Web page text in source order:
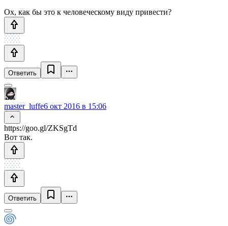
Ох, как бы это к человеческому виду привести?
Ответить
master_luffe6 окт 2016 в 15:06
https://goo.gl/ZKSgTd
Вот так.
Ответить